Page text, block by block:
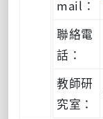
mail：
聯絡電
話：
教師研
究室：